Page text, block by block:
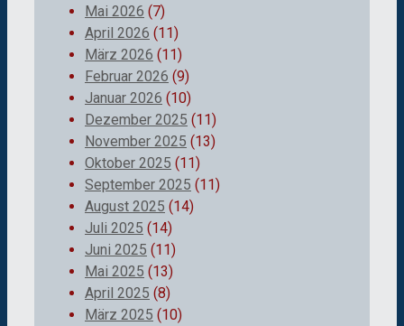
Mai 2026 (7)
April 2026 (11)
März 2026 (11)
Februar 2026 (9)
Januar 2026 (10)
Dezember 2025 (11)
November 2025 (13)
Oktober 2025 (11)
September 2025 (11)
August 2025 (14)
Juli 2025 (14)
Juni 2025 (11)
Mai 2025 (13)
April 2025 (8)
März 2025 (10)